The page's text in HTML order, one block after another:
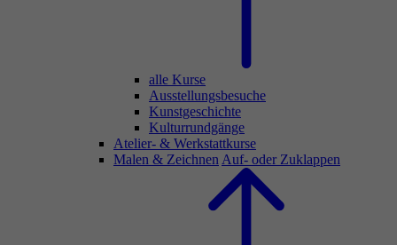
alle Kurse
Ausstellungsbesuche
Kunstgeschichte
Kulturrundgänge
Atelier- & Werkstattkurse
Malen & Zeichnen Auf- oder Zuklappen